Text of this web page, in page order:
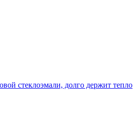
стеклоэмали, долго держит тепло